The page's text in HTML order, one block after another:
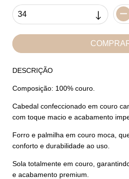
DESCRIÇÃO
Composição: 100% couro.
Cabedal confeccionado em couro
com toque macio e acabamento
Forro e palmilha em couro moca,
conforto e durabilidade ao uso.
Sola totalmente em couro,
e acabamento premium.